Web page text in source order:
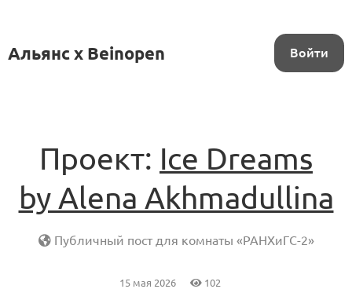
Альянс x Beinopen Войти
Проект: Ice Dreams
by Alena Akhmadullina
Публичный пост для комнаты «РАНХиГС-2»
15 мая 2026 102